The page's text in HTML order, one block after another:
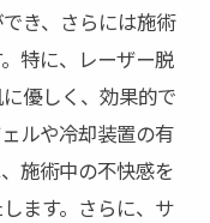
き、さらには施術
特に、レーザー脱
優しく、効果的で
ルや冷却装置の有
施術中の不快感を
ます。さらに、サ